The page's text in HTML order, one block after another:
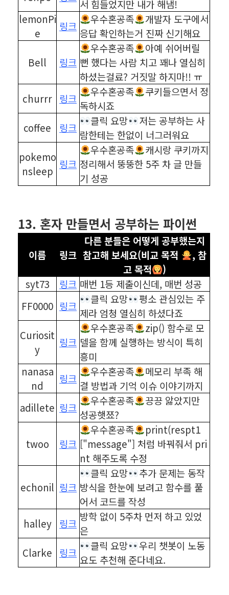
서 힘들었지만 내가 해냄!
lemonPi
e
링크
우수혼공족
개발자 도구에서
응답 확인하는거 진짜 신기해요
Bell 링크
우수혼공족
아예 쉬어버릴
뻔 했다는 사람 치고 꽤나 열심히
하셨는걸료? 거짓말 하지마!! ㅠ
churrr 링크
우수혼공족
쿠키들으면서 정
독하시죠
coffee
링크
클릭 요망
저는 공부하는 사
람한테는 한없이 너그러워요
pokemo
nsleep
링크
우수혼공족
캐시랑 쿠키까지
정리해서 뚱뚱한 5주 차 글 만들
기 성공
13. 혼자 만들면서 공부하는 파이썬
이름 링크
다른 분들은 어떻게 공부했는지
참고해 보세요(비교 목적
, 참
고 목적
)
syt73 링크 매번 1등 제출이신데, 매번 성공
FF0000 링크
클릭 요망
평소 관심있는 주
제라 엄청 열심히 하셨다죠
Curiosit
y
링크
우수혼공족
zip() 함수로 모
델을 함께 실행하는 방식이 특히
흥미
nanasa
nd
링크
우수혼공족
메모리 부족 해
결 방법과 기억 이슈 이야기까지
adillete 링크
우수혼공족
끙끙 앓았지만
성공햇쬬?
twoo 링크
우수혼공족
print(respt1
["message"] 처럼 바꿔줘서 pri
nt 해주도록 수정
echonil 링크
클릭 요망
추가 문제는 동작
방식을 한눈에 보려고 함수를 풀
어서 코드를 작성
halley
링크
방학 없이 5주차 먼저 하고 있었
은
Clarke
링크
클릭 요망
우리 챗봇이 노동
요도 추천해 준다네요.